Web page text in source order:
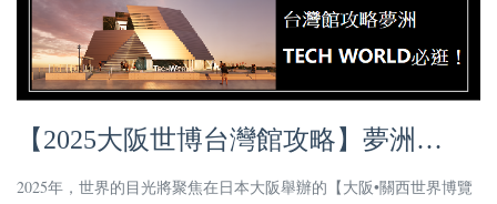
【2025大阪世博台灣館攻略】夢洲
TECH WORLD必逛！
2025年，世界的目光將聚焦在日本大阪舉辦的【大阪•關西世界博覽